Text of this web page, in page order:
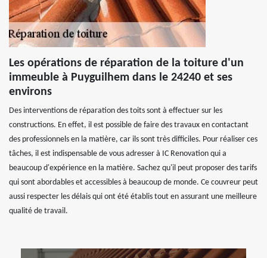
Les opérations de réparation de la toiture d'un
immeuble à Puyguilhem dans le 24240 et ses
environs
Des interventions de réparation des toits sont à effectuer sur les
constructions. En effet, il est possible de faire des travaux en contactant
des professionnels en la matière, car ils sont très difficiles. Pour réaliser ces
tâches, il est indispensable de vous adresser à IC Renovation qui a
beaucoup d'expérience en la matière. Sachez qu'il peut proposer des tarifs
qui sont abordables et accessibles à beaucoup de monde. Ce couvreur peut
aussi respecter les délais qui ont été établis tout en assurant une meilleure
qualité de travail.